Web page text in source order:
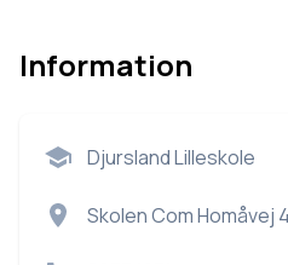
Information
Djursland Lilleskole
Skolen Com Homåvej